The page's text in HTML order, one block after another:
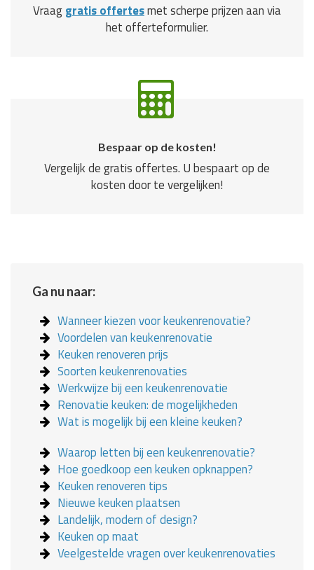
Vraaggratis offertesmet scherpe prijzen aan via
het offerteformulier.
Bespaar op de kosten!
Vergelijk de gratis offertes. U bespaart op de
kosten door te vergelijken!
Ga nu naar:
Wanneer kiezen voor keukenrenovatie?
Voordelen van keukenrenovatie
Keuken renoveren prijs
Soorten keukenrenovaties
Werkwijze bij een keukenrenovatie
Renovatie keuken: de mogelijkheden
Wat is mogelijk bij een kleine keuken?
Waarop letten bij een keukenrenovatie?
Hoe goedkoop een keuken opknappen?
Keuken renoveren tips
Nieuwe keuken plaatsen
Landelijk, modern of design?
Keuken op maat
Veelgestelde vragen over keukenrenovaties